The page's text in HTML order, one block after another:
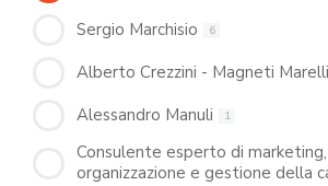
Sergio Marchisio 6
Alberto Crezzini - Magneti Marelli
Alessandro Manuli 1
Consulente esperto di marketing,
organizzazione e gestione della